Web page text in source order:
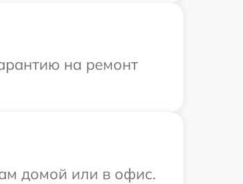
на ремонт
домой или в офис.